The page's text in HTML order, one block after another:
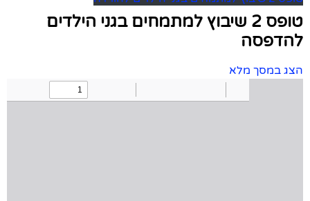
טופס 2 שיבוץ למתמחים בגני הילדים
להדפסה
הצג במסך מלא